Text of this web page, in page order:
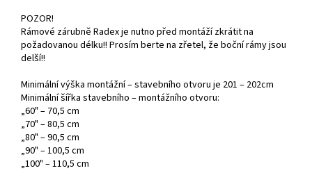
POZOR!
Rámové zárubně Radex je nutno před montáží zkrátit na
požadovanou délku!! Prosím berte na zřetel, že boční rámy jsou
delší!!
Minimální výška montážní – stavebního otvoru je 201 – 202cm
Minimální šířka stavebního – montážního otvoru:
„60" – 70,5 cm
„70" – 80,5 cm
„80" – 90,5 cm
„90" – 100,5 cm
„100" – 110,5 cm